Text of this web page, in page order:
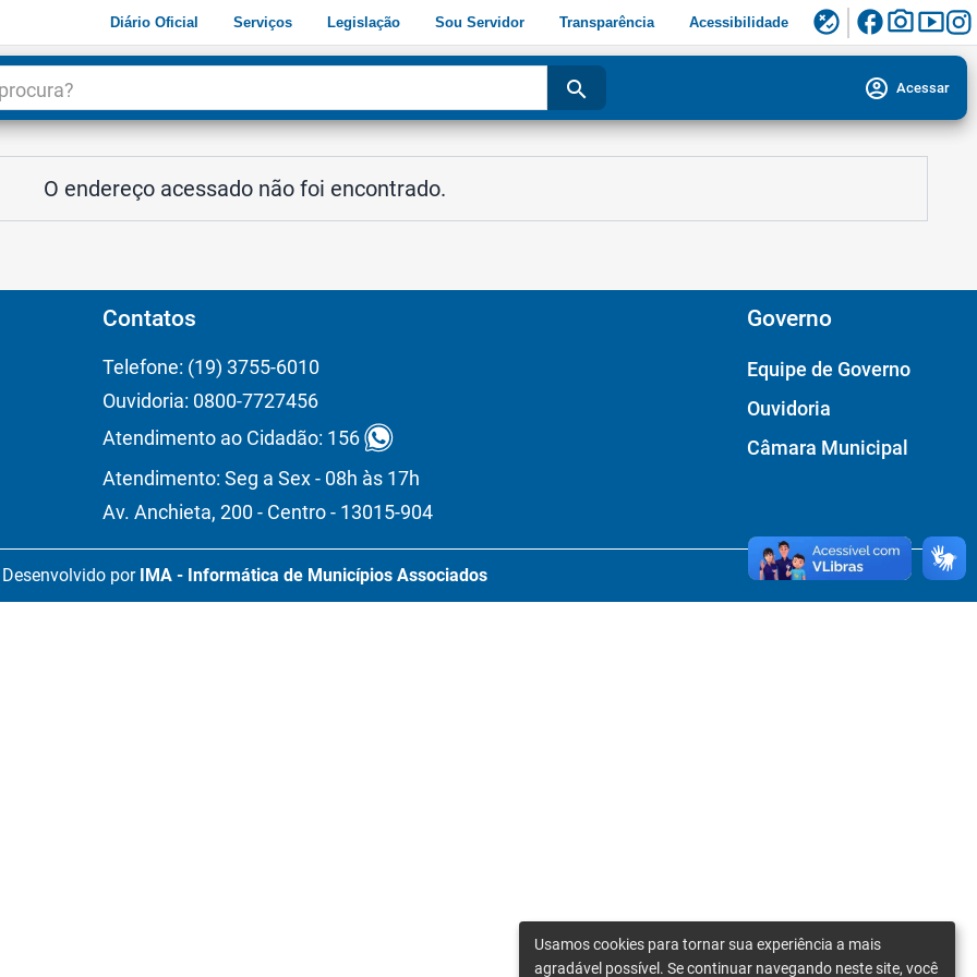
Diário Oficial Serviços Legislação Sou Servidor Transparência Acessibilidade flaky facebookphoto_camerasmart_display
search account_circle Acessar
O endereço acessado não foi encontrado.
Contatos
Telefone: (19) 3755-6010
Ouvidoria: 0800-7727456
Atendimento ao Cidadão: 156
Atendimento: Seg a Sex - 08h às 17h
Av. Anchieta, 200 - Centro - 13015-904
Governo
Equipe de Governo
Ouvidoria
Câmara Municipal
Desenvolvido por IMA - Informática de Municípios Associados
Usamos cookies para tornar sua experiência a mais
agradável possível. Se continuar navegando neste site, você